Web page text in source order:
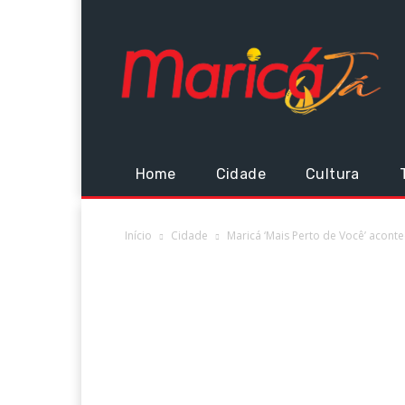
Home Cidade Cultura
Início Cidade Maricá ‘Mais Perto de Você’